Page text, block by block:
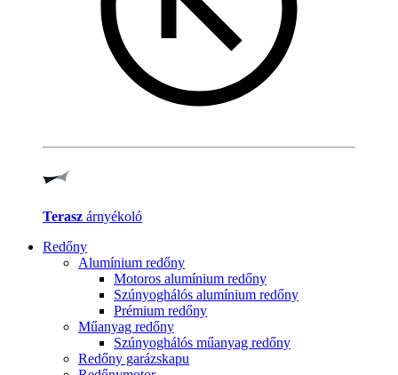
Terasz árnyékoló
Redőny
Alumínium redőny
Motoros alumínium redőny
Szúnyoghálós alumínium redőny
Prémium redőny
Műanyag redőny
Szúnyoghálós műanyag redőny
Redőny garázskapu